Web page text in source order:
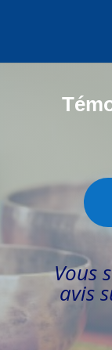
Vous
avis